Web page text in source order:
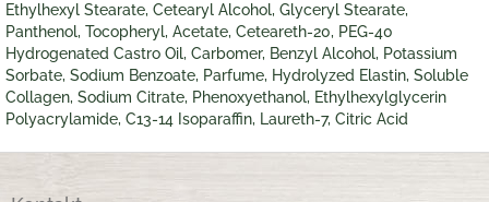
Ethylhexyl Stearate, Cetearyl Alcohol, Glyceryl Stearate,
Panthenol, Tocopheryl, Acetate, Ceteareth-20, PEG-40
Hydrogenated Castro Oil, Carbomer, Benzyl Alcohol, Potassium
Sorbate, Sodium Benzoate, Parfume, Hydrolyzed Elastin, Soluble
Collagen, Sodium Citrate, Phenoxyethanol, Ethylhexylglycerin
Polyacrylamide, C13-14 Isoparaffin, Laureth-7, Citric Acid